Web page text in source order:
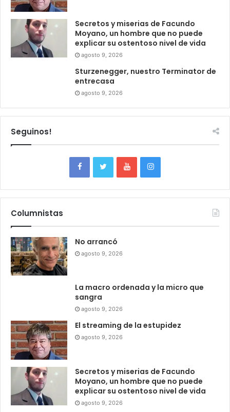
Secretos y miserias de Facundo
Moyano, un hombre que no puede
explicar su ostentoso nivel de vida
agosto 9, 2026
Sturzenegger, nuestro Terminator de
entrecasa
agosto 9, 2026
Seguinos!
Columnistas
No arrancó
agosto 9, 2026
La macro ordenada y la micro que
sangra
agosto 9, 2026
El streaming de la estupidez
agosto 9, 2026
Secretos y miserias de Facundo
Moyano, un hombre que no puede
explicar su ostentoso nivel de vida
agosto 9, 2026